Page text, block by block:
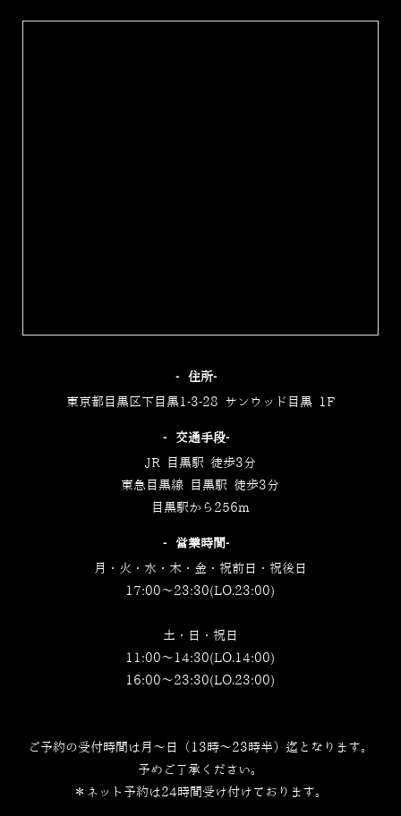
‐住所‐
東京都目黒区下目黒1-3-28 サンウッド目黒 1F
‐交通手段‐
JR 目黒駅 徒歩3分
東急目黒線 目黒駅 徒歩3分
目黒駅から256m
‐営業時間‐
月・火・水・木・金・祝前日・祝後日
17:00～23:30(LO.23:00)
土・日・祝日
11:00～14:30(LO.14:00)
16:00～23:30(LO.23:00)
ご予約の受付時間は月～日（13時～23時半）迄となります。
予めご了承ください。
＊ネット予約は24時間受け付けております。